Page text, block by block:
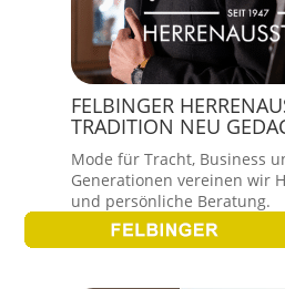
FELBINGER
TRADITION NEU
Mode für Tracht, Business
Generationen vereinen wir
und persönliche Beratung.